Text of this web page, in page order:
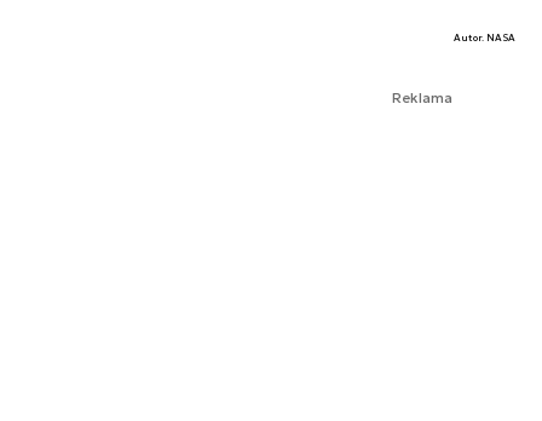
Autor. NASA
Reklama